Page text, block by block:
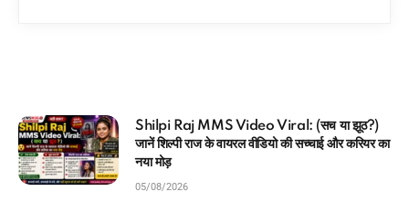
Shilpi Raj MMS Video Viral: (सच या झूठ?)
जानें शिल्पी राज के वायरल वीडियो की सच्चाई और करियर का
नया मोड़
05/08/2026